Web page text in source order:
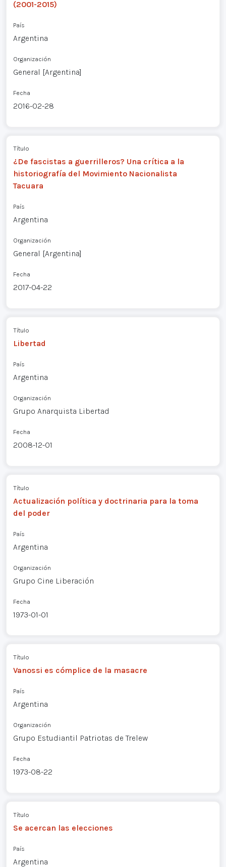
(2001-2015)
País
Argentina
Organización
General [Argentina]
Fecha
2016-02-28
Título
¿De fascistas a guerrilleros? Una crítica a la
historiografía del Movimiento Nacionalista
Tacuara
País
Argentina
Organización
General [Argentina]
Fecha
2017-04-22
Título
Libertad
País
Argentina
Organización
Grupo Anarquista Libertad
Fecha
2008-12-01
Título
Actualización política y doctrinaria para la toma
del poder
País
Argentina
Organización
Grupo Cine Liberación
Fecha
1973-01-01
Título
Vanossi es cómplice de la masacre
País
Argentina
Organización
Grupo Estudiantil Patriotas de Trelew
Fecha
1973-08-22
Título
Se acercan las elecciones
País
Argentina